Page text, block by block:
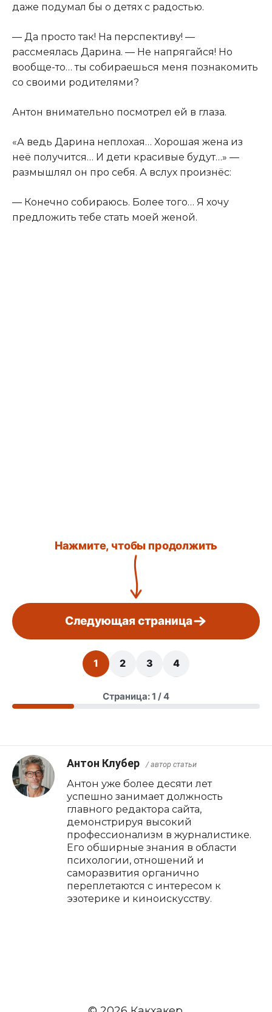
даже подумал бы о детях с радостью.
— Да просто так! На перспективу! —
рассмеялась Дарина. — Не напрягайся! Но
вообще-то… ты собираешься меня познакомить
со своими родителями?
Антон внимательно посмотрел ей в глаза.
«А ведь Дарина неплохая… Хорошая жена из
неё получится… И дети красивые будут…» —
размышлял он про себя. А вслух произнёс:
— Конечно собираюсь. Более того… Я хочу
предложить тебе стать моей женой.
Нажмите, чтобы продолжить
Следующая страница
1 2 3 4
Страница: 1 / 4
Антон Клубер / автор статьи
Антон уже более десяти лет
успешно занимает должность
главного редактора сайта,
демонстрируя высокий
профессионализм в журналистике.
Его обширные знания в области
психологии, отношений и
саморазвития органично
переплетаются с интересом к
эзотерике и киноискусству.